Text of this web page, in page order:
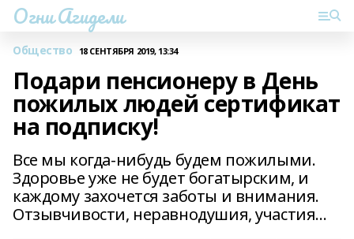
Огни Агидели
Общество 18 СЕНТЯБРЯ 2019, 13:34
Подари пенсионеру в День
пожилых людей сертификат
на подписку!
Все мы когда-нибудь будем пожилыми.
Здоровье уже не будет богатырским, и
каждому захочется заботы и внимания.
Отзывчивости, неравнодушия, участия…